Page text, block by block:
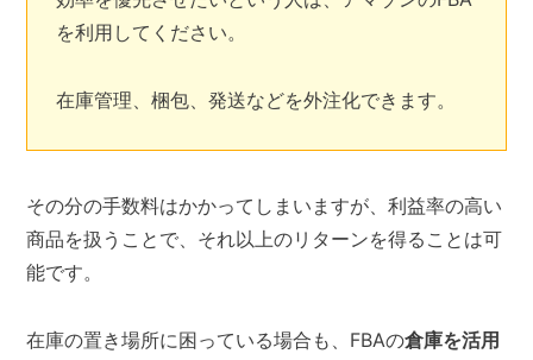
を利用してください。
在庫管理、梱包、発送などを外注化できます。
その分の手数料はかかってしまいますが、利益率の高い
商品を扱うことで、それ以上のリターンを得ることは可
能です。
在庫の置き場所に困っている場合も、FBAの倉庫を活用